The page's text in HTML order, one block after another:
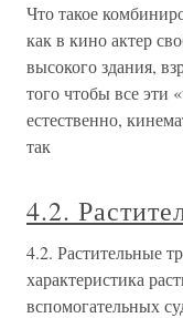
Что такое
как в кино актер
высокого здания,
того чтобы все эти
естественно,
так
4.2.
4.2. Растительные
характеристика
вспомогательных